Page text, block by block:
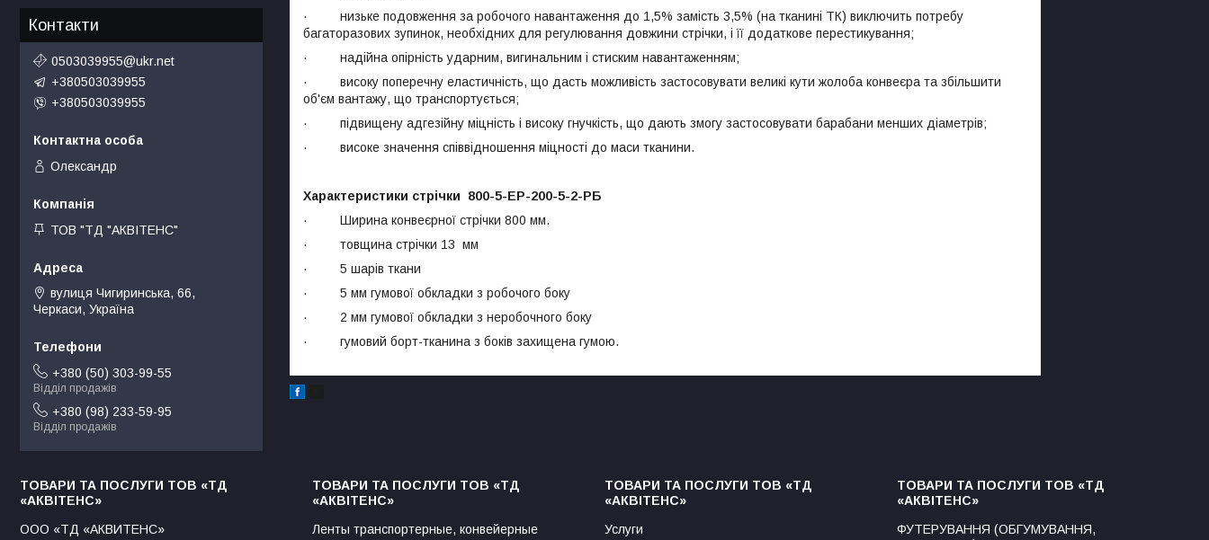
· низьке подовження за робочого навантаження до 1,5% замість 3,5% (на тканині ТК) виключить потребу
багаторазових зупинок, необхідних для регулювання довжини стрічки, і її додаткове перестикування;
· надійна опірність ударним, вигинальним і стиским навантаженням;
· високу поперечну еластичність, що дасть можливість застосовувати великі кути жолоба конвеєра та збільшити
об'єм вантажу, що транспортується;
· підвищену адгезійну міцність і високу гнучкість, що дають змогу застосовувати барабани менших діаметрів;
· високе значення співвідношення міцності до маси тканини.
Характеристики стрічки 800-5-ЕР-200-5-2-РБ
· Ширина конвеєрної стрічки 800 мм.
· товщина стрічки 13 мм
· 5 шарів ткани
· 5 мм гумової обкладки з робочого боку
· 2 мм гумової обкладки з неробочного боку
· гумовий борт-тканина з боків захищена гумою.
Контакти
0503039955@ukr.net
+380503039955
+380503039955
Олександр
ТОВ "ТД "АКВІТЕНС"
вулиця Чигиринська, 66,
Черкаси, Україна
+380 (50) 303-99-55
Відділ продажів
+380 (98) 233-59-95
Відділ продажів
ТОВАРИ ТА ПОСЛУГИ ТОВ «ТД
«АКВІТЕНС»
ООО «ТД «АКВИТЕНС»
ТОВАРИ ТА ПОСЛУГИ ТОВ «ТД
«АКВІТЕНС»
Ленты транспортерные, конвейерные
ТОВАРИ ТА ПОСЛУГИ ТОВ «ТД
«АКВІТЕНС»
Услуги
ТОВАРИ ТА ПОСЛУГИ ТОВ «ТД
«АКВІТЕНС»
ФУТЕРУВАННЯ (ОБГУМУВАННЯ,